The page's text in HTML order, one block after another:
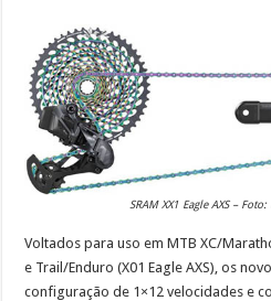
SRAM XX1 Eagle AXS –
Voltados para uso em MTB XC/
e Trail/Enduro (X01 Eagle AXS), os
configuração de 1×12 velocidades e